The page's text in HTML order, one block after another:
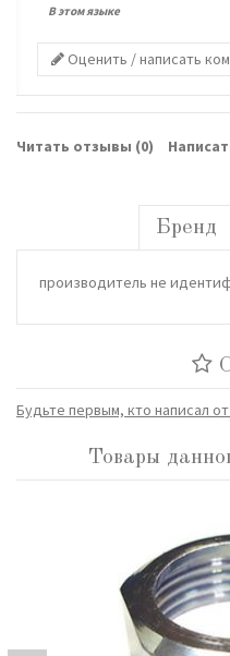
В этом языке
Оценить / написать
Читать отзывы (0)
Бренд
производитель не
Будьте первым, кто написал
Товары